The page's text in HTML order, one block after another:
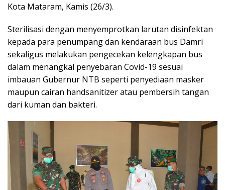
Kota Mataram, Kamis (26/3).
Sterilisasi dengan menyemprotkan larutan disinfektan
kepada para penumpang dan kendaraan bus Damri
sekaligus melakukan pengecekan kelengkapan bus
dalam menangkal penyebaran Covid-19 sesuai
imbauan Gubernur NTB seperti penyediaan masker
maupun cairan handsanitizer atau pembersih tangan
dari kuman dan bakteri.